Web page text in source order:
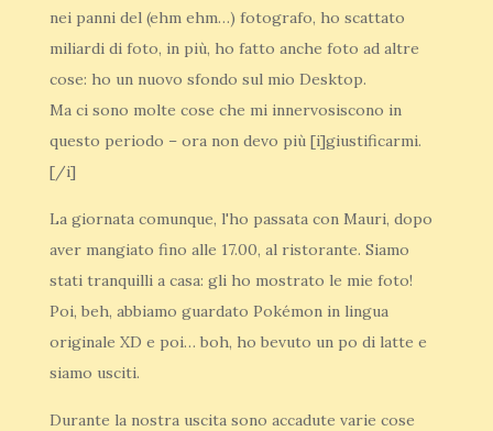
nei panni del (ehm ehm…) fotografo, ho scattato
miliardi di foto, in più, ho fatto anche foto ad altre
cose: ho un nuovo sfondo sul mio Desktop.
Ma ci sono molte cose che mi innervosiscono in
questo periodo – ora non devo più [i]giustificarmi.
[/i]
La giornata comunque, l'ho passata con Mauri, dopo
aver mangiato fino alle 17.00, al ristorante. Siamo
stati tranquilli a casa: gli ho mostrato le mie foto!
Poi, beh, abbiamo guardato Pokémon in lingua
originale XD e poi… boh, ho bevuto un po di latte e
siamo usciti.
Durante la nostra uscita sono accadute varie cose